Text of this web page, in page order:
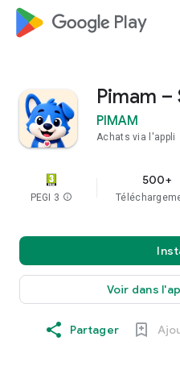
google_logo Play
Pimam –
PIMAM
Achats via l'appli
PEGI 3 info
500+
Voir dans
Partager